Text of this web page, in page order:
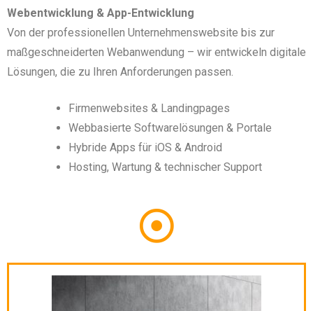
Webentwicklung & App-Entwicklung
Von der professionellen Unternehmenswebsite bis zur
maßgeschneiderten Webanwendung – wir entwickeln digitale
Lösungen, die zu Ihren Anforderungen passen.
Firmenwebsites & Landingpages
Webbasierte Softwarelösungen & Portale
Hybride Apps für iOS & Android
Hosting, Wartung & technischer Support